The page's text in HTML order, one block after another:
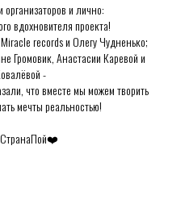
и лично:
вдохновителя проекта!
records и Олегу Чудненько;
Громовик, Анастасии Каревой и
-
что вместе мы можем творить
мечты реальностью!